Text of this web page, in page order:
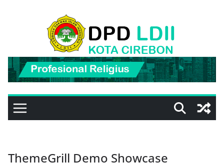
ThemeGrill Demo Showcase